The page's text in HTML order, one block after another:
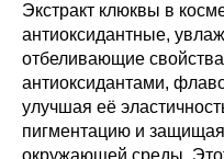
Экстракт клюквы в
антиоксидантные,
отбеливающие
антиоксидантами,
улучшая её
пигментацию и защищая